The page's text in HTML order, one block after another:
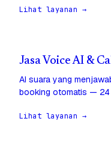
Lihat layanan →
Jasa Voice AI &
AI suara yang
booking otomatis — 24
Lihat layanan →